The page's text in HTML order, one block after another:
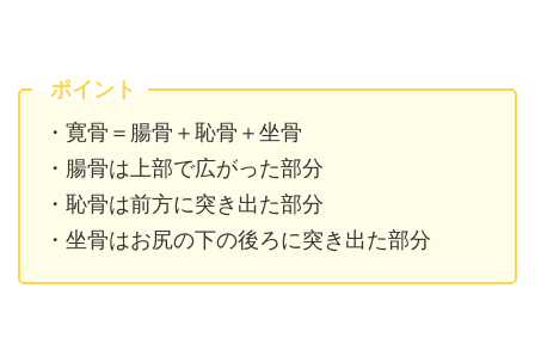
ポイント
・寛骨＝腸骨＋恥骨＋坐骨
・腸骨は上部で広がった部分
・恥骨は前方に突き出た部分
・坐骨はお尻の下の後ろに突き出た部分